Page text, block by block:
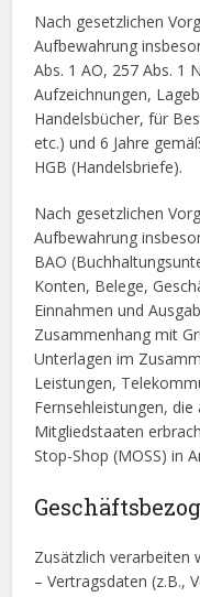
Nach gesetzlichen
Aufbewahrung
Abs. 1 AO, 257 Abs. 1
Aufzeichnungen,
Handelsbücher, für
etc.) und 6 Jahre
HGB (Handelsbriefe).
Nach gesetzlichen
Aufbewahrung
BAO
Konten, Belege,
Einnahmen und
Zusammenhang mit
Unterlagen im
Leistungen,
Fernsehleistungen,
Mitgliedstaaten
Stop-Shop (MOSS) in
Zusätzlich verarbeiten
– Vertragsdaten (z.B.,